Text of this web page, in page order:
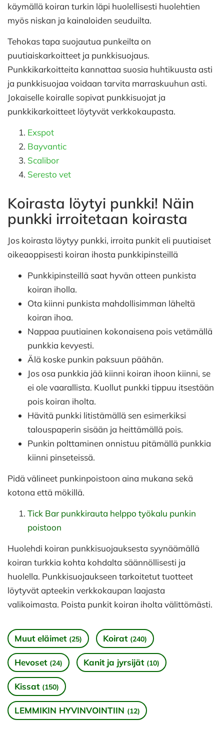
käymällä koiran turkin läpi huolellisesti huolehtien
myös niskan ja kainaloiden seuduilta.
Tehokas tapa suojautua punkeilta on
puutiaiskarkoitteet ja punkkisuojaus.
Punkkikarkoitteita kannattaa suosia huhtikuusta asti
ja punkkisuojaa voidaan tarvita marraskuuhun asti.
Jokaiselle koiralle sopivat punkkisuojat ja
punkkikarkoitteet löytyvät verkkokaupasta.
Exspot
Bayvantic
Scalibor
Seresto vet
Koirasta löytyi punkki! Näin
punkki irroitetaan koirasta
Jos koirasta löytyy punkki, irroita punkit eli puutiaiset
oikeaoppisesti koiran ihosta punkkipinsteillä
Punkkipinsteillä saat hyvän otteen punkista
koiran iholla.
Ota kiinni punkista mahdollisimman läheltä
koiran ihoa.
Nappaa puutiainen kokonaisena pois vetämällä
punkkia kevyesti.
Älä koske punkin paksuun päähän.
Jos osa punkkia jää kiinni koiran ihoon kiinni, se
ei ole vaarallista. Kuollut punkki tippuu itsestään
pois koiran iholta.
Hävitä punkki litistämällä sen esimerkiksi
talouspaperin sisään ja heittämällä pois.
Punkin polttaminen onnistuu pitämällä punkkia
kiinni pinseteissä.
Pidä välineet punkinpoistoon aina mukana sekä
kotona että mökillä.
Tick Bar punkkirauta helppo työkalu punkin
poistoon
Huolehdi koiran punkkisuojauksesta syynäämällä
koiran turkkia kohta kohdalta säännöllisesti ja
huolella. Punkkisuojaukseen tarkoitetut tuotteet
löytyvät apteekin verkkokaupan laajasta
valikoimasta. Poista punkit koiran iholta välittömästi.
Muut eläimet (25) Koirat (240)
Hevoset (24) Kanit ja jyrsijät (10)
Kissat (150)
LEMMIKIN HYVINVOINTIIN (12)